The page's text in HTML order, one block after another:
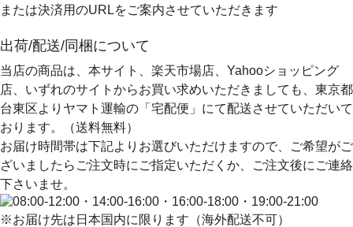
または決済用のURLをご案内させていただきます
出荷/配送/同梱について
当店の商品は、本サイト、楽天市場店、Yahooショッピング
店、いずれのサイトからお買い求めいただきましても、 東京都
台東区よりヤマト運輸の「宅配便」にて配送させていただいて
おります。（送料無料）
お届け時間帯は下記よりお選びいただけますので、ご希望がご
ざいましたらご注文時にご指定いただくか、ご注文後にご連絡
下さいませ。
※お届け先は日本国内に限ります（海外配送不可）